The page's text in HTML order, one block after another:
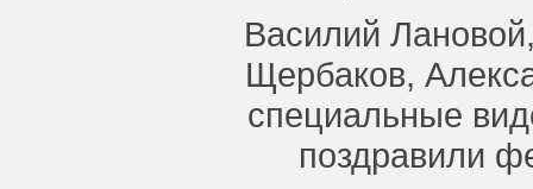
Василий
Щербаков,
специальные
поздравили